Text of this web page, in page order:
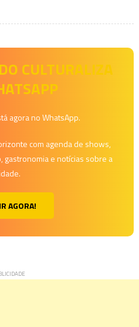
CULTURALIZA
agora no WhatsApp.
com agenda de shows,
gastronomia e notícias sobre a
AGORA!